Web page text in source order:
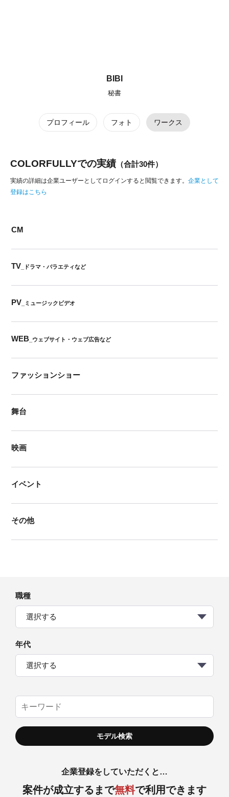
BIBI
秘書
プロフィール フォト ワークス
COLORFULLYでの実績（合計30件）
実績の詳細は企業ユーザーとしてログインすると閲覧できます。 企業として
登録はこちら
CM
TV _ドラマ・バラエティなど
PV _ミュージックビデオ
WEB _ウェブサイト・ウェブ広告など
ファッションショー
舞台
映画
イベント
その他
職種
選択する
年代
選択する
企業登録をしていただくと…
案件が成立するまで無料で利用できます